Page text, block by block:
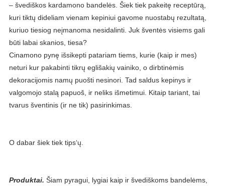
– švediškos kardamono bandelės. Šiek tiek pakeitę receptūrą,
kuri tiktų dideliam vienam kepiniui gavome nuostabų rezultatą,
kuriuo tiesiog neįmanoma nesidalinti. Juk šventės visiems gali
būti labai skanios, tiesa?
Cinamono pynę išsikepti patariam tiems, kurie (kaip ir mes)
neturi kur pakabinti tikrų eglišakių vainiko, o dirbtinėmis
dekoracijomis namų puošti nesinori. Tad saldus kepinys ir
valgomojo stalą papuoš, ir neliks išmetimui. Kitaip tariant, tai
tvarus šventinis (ir ne tik) pasirinkimas.
O dabar šiek tiek tips‘ų.
Produktai. Šiam pyragui, lygiai kaip ir švediškoms bandelėms,